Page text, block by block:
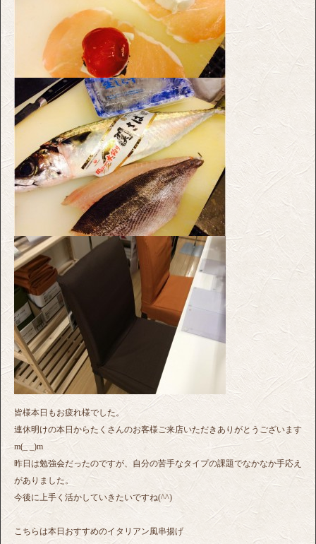
皆様本日もお疲れ様でした。
連休明けの本日からたくさんのお客様ご来店いただきありがとうございます
m(_ _)m
昨日は勉強会だったのですが、自分の苦手なタイプの課題でなかなか手応え
がありました。
今後に上手く活かしていきたいですね(^^)
こちらは本日おすすめのイタリアン風串揚げ